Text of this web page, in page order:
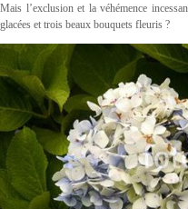
Mais l’exclusion et la véhémence
glacées et trois beaux bouquets fleuris ?